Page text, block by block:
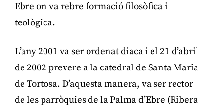
Ebre on va rebre formació filosòfica i
teològica.
L’any 2001 va ser ordenat diaca i el 21 d’abril
de 2002 prevere a la catedral de Santa Maria
de Tortosa. D’aquesta manera, va ser rector
de les parròquies de la Palma d’Ebre (Ribera